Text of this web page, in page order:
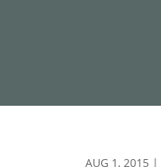
AUG 1, 2015 |